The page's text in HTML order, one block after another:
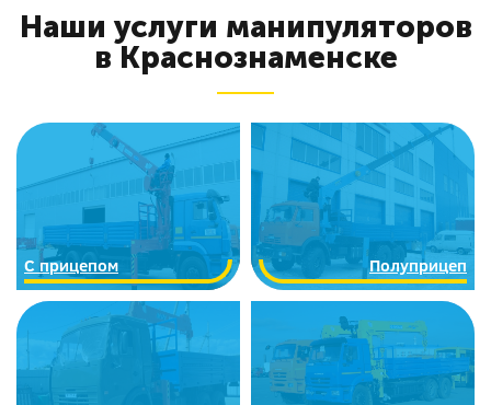
Наши услуги манипуляторов
в Краснознаменске
C прицепом Полуприцеп